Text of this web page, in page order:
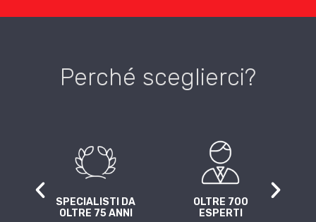
Perché sceglierci?
SPECIALISTI DA
OLTRE 75 ANNI
OLTRE 700
ESPERTI